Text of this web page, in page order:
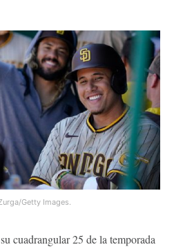
Getty Images.
cuadrangular 25 de la temporada